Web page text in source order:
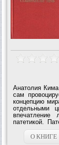
Анатолия
сам
концепцию
отдельными
впечатление
патетикой.
условностью
О КНИГЕ